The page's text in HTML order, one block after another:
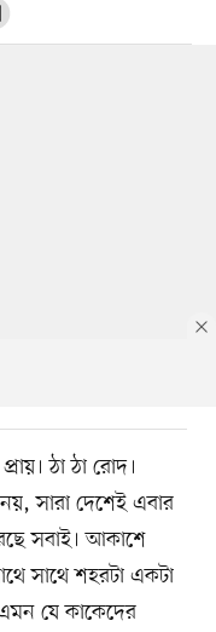
ঠা ঠা রোদ।
সারা দেশেই এবার
সবাই। আকাশে
সাথে শহরটা একটা
এমন যে কাকেদের